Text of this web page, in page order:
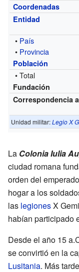
Coordenadas
Entidad
• País
• Provincia
Población
• Total
Fundación
Correspondencia
Unidad militar:Legio X
La Colonia Iulia
ciudad romana
orden del
hogar a los
las legionesX
habían participado
Desde el año 15
se convirtió en la
Lusitania. Más